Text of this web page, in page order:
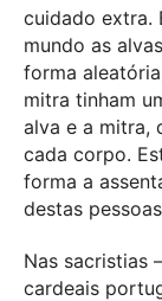
cuidado extra.
mundo as
forma
mitra tinham
alva e a mitra,
cada corpo.
forma a
destas
Nas sacristias
cardeais